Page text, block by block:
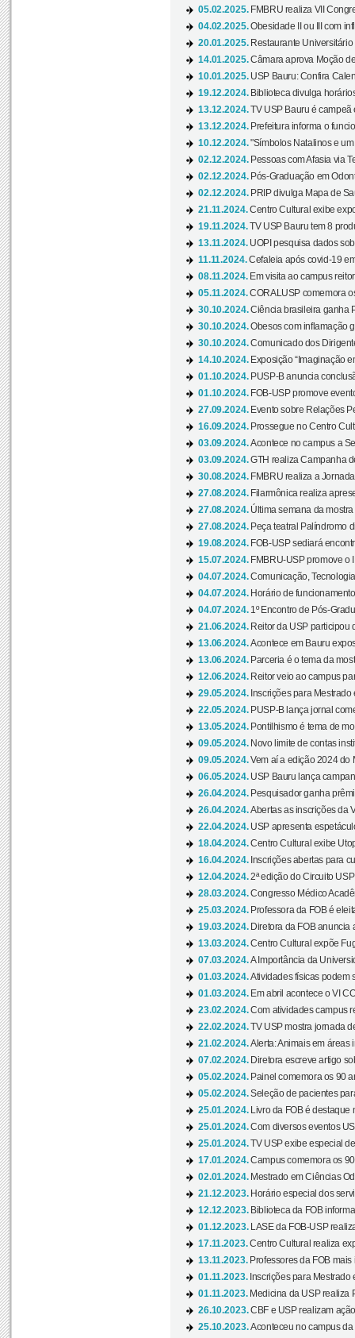
05.02.2025. FMBRU realiza VII
04.02.2025.Obesidade II ou III com
20.01.2025. Restaurante
14.01.2025.Câmara aprova Moção
10.01.2025. USP Bauru: Confira
19.12.2024. Biblioteca divulga
13.12.2024.TV USP Bauru é campeã
13.12.2024. Prefeitura informa o
10.12.2024."Símbolos Natalinos e
02.12.2024. Pessoas com Afasia via
02.12.2024. Pós-Graduação em
02.12.2024. PRIP divulga Mapa de
21.11.2024.Centro Cultural exibe
19.11.2024.TV USP Bauru tem 8
13.11.2024. UOPI pesquisa dados
11.11.2024.Cefaleia após covid-19
08.11.2024. Em visita ao campus
05.11.2024.CORALUSP comemora
30.10.2024.Ciência brasileira ganha
30.10.2024.Obesos com inflamação
30.10.2024.Comunicado dos
14.10.2024. Exposição “Imaginação
01.10.2024. PUSP-B anuncia
01.10.2024. FOB-USP promove
27.09.2024. Evento sobre Relações
16.09.2024. Prossegue no Centro
03.09.2024.Acontece no campus a
03.09.2024.GTH realiza Campanha
30.08.2024. FMBRU realiza a
27.08.2024. Filarmônica realiza
27.08.2024. Última semana da
27.08.2024. Peça teatral Palíndromo
19.08.2024. FOB-USP sediará
15.07.2024. FMBRU-USP promove o
04.07.2024.Comunicação,
04.07.2024. Horário de
04.07.2024. 1º Encontro de Pós-
21.06.2024. Reitor da USP participou
13.06.2024.Acontece em Bauru
13.06.2024. Parceria é o tema da
12.06.2024. Reitor veio ao campus
29.05.2024. Inscrições para
22.05.2024. PUSP-B lança jornal
13.05.2024. Pontilhismo é tema de
09.05.2024. Novo limite de contas
09.05.2024.Vem aí a edição 2024 do
06.05.2024. USP Bauru lança
26.04.2024. Pesquisador ganha
26.04.2024.Abertas as inscrições da
22.04.2024. USP apresenta
18.04.2024.Centro Cultural exibe
16.04.2024. Inscrições abertas para
12.04.2024.2ª edição do Circuito
28.03.2024.Congresso Médico
25.03.2024. Professora da FOB é
19.03.2024. Diretora da FOB anuncia
13.03.2024.Centro Cultural expõe
07.03.2024.A Importância da
01.03.2024.Atividades físicas podem
01.03.2024. Em abril acontece o VI
23.02.2024.Com atividades campus
22.02.2024.TV USP mostra jornada
21.02.2024.Alerta: Animais em áreas
07.02.2024. Diretora escreve artigo
05.02.2024. Painel comemora os 90
05.02.2024.Seleção de pacientes
25.01.2024.
Livro da FOB é destaque
25.01.2024.Com diversos eventos
25.01.2024.TV USP exibe especial
17.01.2024.Campus comemora os
02.01.2024. Mestrado em Ciências
21.12.2023. Horário especial dos
12.12.2023. Biblioteca da FOB
01.12.2023.
LASE da FOB-USP
17.11.2023.Centro Cultural realiza
13.11.2023. Professores da FOB
01.11.2023. Inscrições para
01.11.2023. Medicina da USP realiza
26.10.2023.CBF e USP realizam
25.10.2023.Aconteceu no campus da